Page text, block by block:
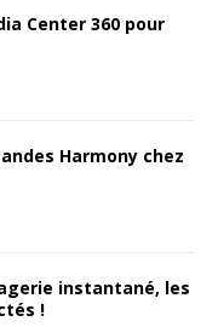
Center 360 pour
Harmony chez
instantané, les
!